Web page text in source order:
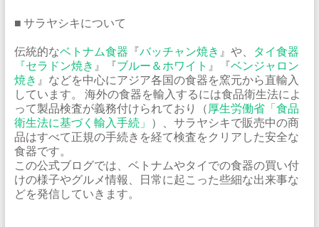
■ サラヤシキについて
伝統的なベトナム食器 『バッチャン焼き 』や、
タイ食器
『セラドン焼き 』『ブルー＆ホワイト 』『ベンジャロン
焼き 』などを中心にアジア各国の食器を窯元から直輸入
しています。 海外の食器を輸入するには食品衛生法によ
って製品検査が義務付けられており（ 厚生労働省「食品
衛生法に基づく輸入手続」 ）、サラヤシキで販売中の商
品はすべて正規の手続きを経て検査をクリアした安全な
食器です。
この公式ブログでは、ベトナムやタイでの食器の買い付
けの様子やグルメ情報、日常に起こった些細な出来事な
どを発信していきます。